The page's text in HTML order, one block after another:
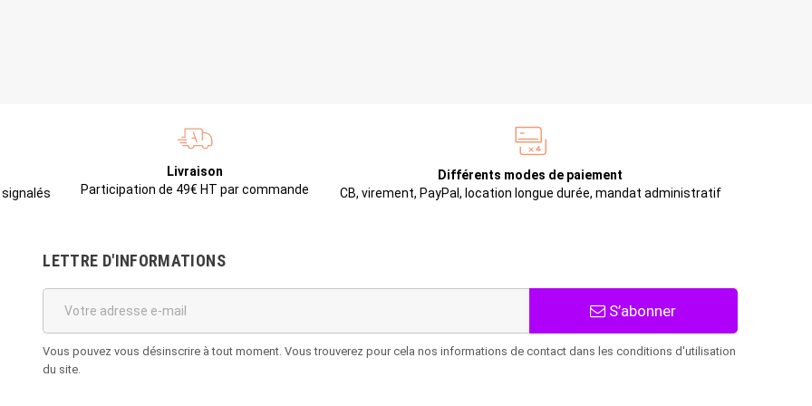
Livraison
Participation de 49€ HT par commande
Différents modes de paiement
CB, virement, PayPal, location longue durée, mandat administratif
LETTRE D'INFORMATIONS
S’abonner
Vous pouvez vous désinscrire à tout moment. Vous trouverez pour cela nos informations de contact dans les conditions d'utilisation
du site.